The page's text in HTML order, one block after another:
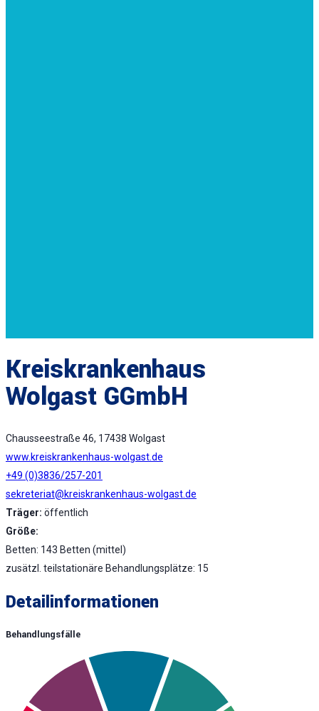
Kreiskrankenhaus
Wolgast GGmbH
Chausseestraße 46, 17438 Wolgast
www.kreiskrankenhaus-wolgast.de
+49 (0)3836/257-201
sekreteriat@kreiskrankenhaus-wolgast.de
Träger: öffentlich
Größe:
Betten: 143 Betten (mittel)
zusätzl. teilstationäre Behandlungsplätze: 15
Detailinformationen
Behandlungsfälle